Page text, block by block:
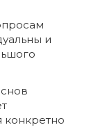
и
конкретно